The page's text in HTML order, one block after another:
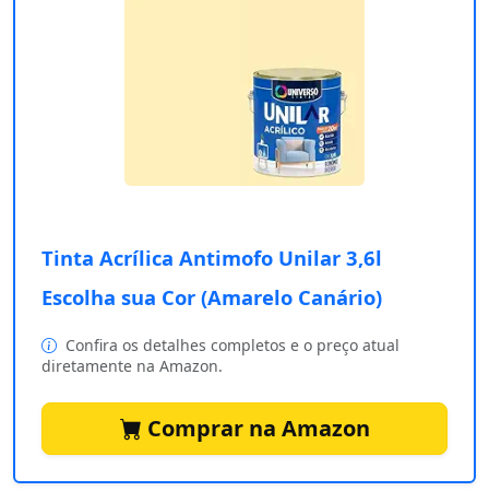
Tinta Acrílica Antimofo Unilar 3,6l
Escolha sua Cor (Amarelo Canário)
Confira os detalhes completos e o preço atual
diretamente na Amazon.
Comprar na Amazon